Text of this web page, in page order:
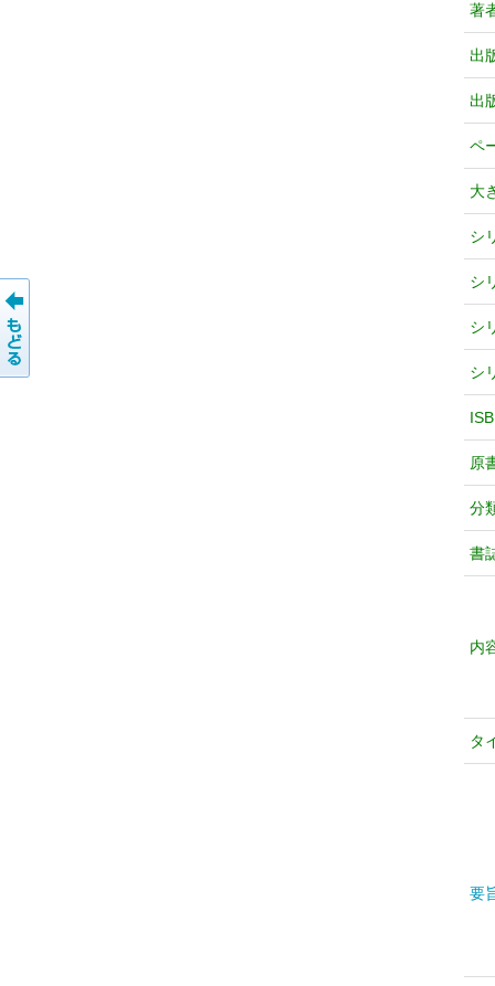
著
出
出
ペ
大
シ
シ
シ
シ
原
分
書
内
タ
要